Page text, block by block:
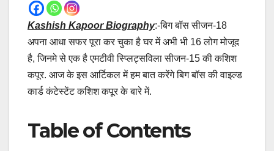
Kashish Kapoor Biography:-बिग बॉस सीजन-18
अपना आधा सफर पूरा कर चुका है घर में अभी भी 16 लोग मोजूद
है, जिनमे से एक है एमटीवी स्प्लिट्सविला सीजन-15 की कशिश
कपूर. आज के इस आर्टिकल में हम बात करेंगे बिग बॉस की वाइल्ड
कार्ड कंटेस्टेंट कशिश कपूर के बारे में.
Table of Contents